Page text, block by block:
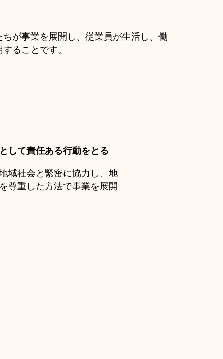
ちが事業を展開し、従業員が生活し、働
ることです。
して責任ある行動をとる
域社会と緊密に協力し、地
尊重した方法で事業を展開